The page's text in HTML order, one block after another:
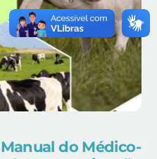
do Médico-